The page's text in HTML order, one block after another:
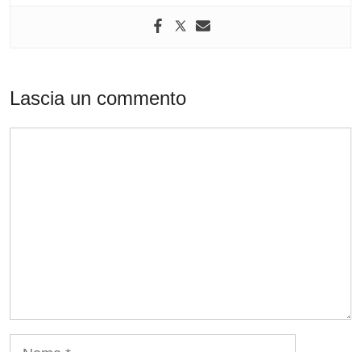
Lascia un commento